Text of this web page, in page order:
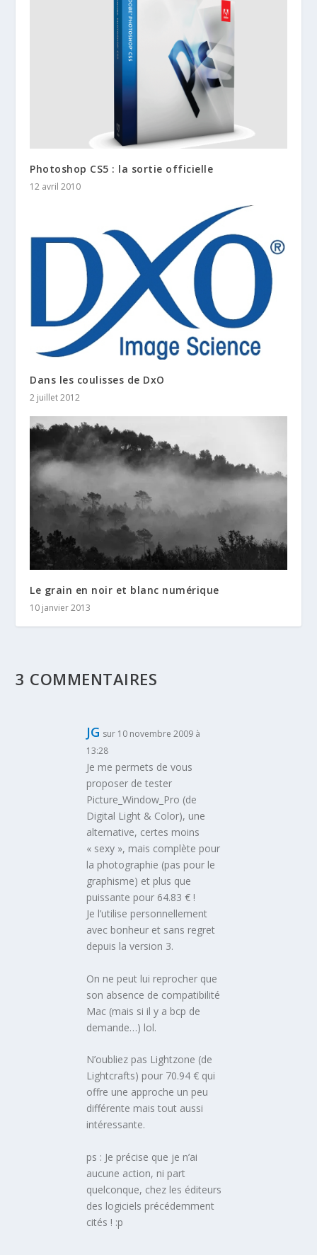
Photoshop CS5 : la sortie officielle
12 avril 2010
Dans les coulisses de DxO
2 juillet 2012
Le grain en noir et blanc numérique
10 janvier 2013
3 COMMENTAIRES
JG sur 10 novembre 2009 à
13:28
Je me permets de vous
proposer de tester
Picture_Window_Pro (de
Digital Light & Color), une
alternative, certes moins
« sexy », mais complète pour
la photographie (pas pour le
graphisme) et plus que
puissante pour 64.83 € !
Je l’utilise personnellement
avec bonheur et sans regret
depuis la version 3.
On ne peut lui reprocher que
son absence de compatibilité
Mac (mais si il y a bcp de
demande…) lol.
N’oubliez pas Lightzone (de
Lightcrafts) pour 70.94 € qui
offre une approche un peu
différente mais tout aussi
intéressante.
ps : Je précise que je n’ai
aucune action, ni part
quelconque, chez les éditeurs
des logiciels précédemment
cités ! :p